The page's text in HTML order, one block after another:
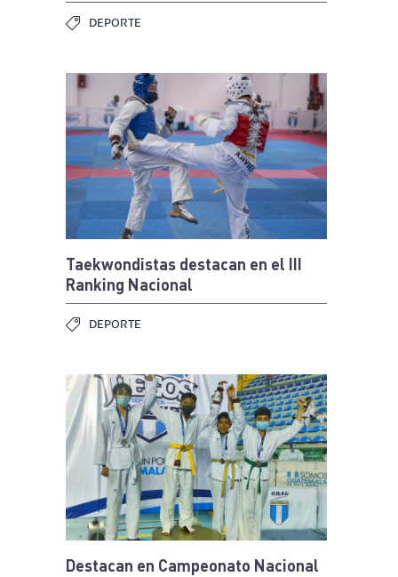
DEPORTE
Taekwondistas destacan en el III
Ranking Nacional
DEPORTE
Destacan en Campeonato Nacional